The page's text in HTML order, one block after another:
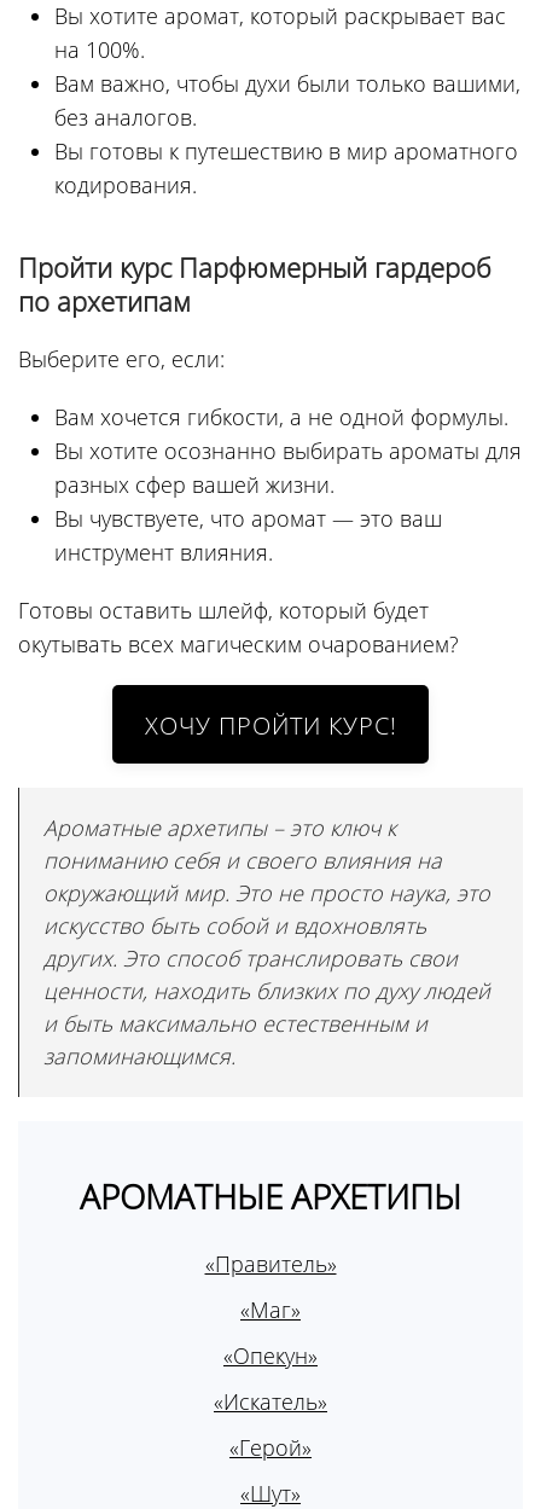
Вы хотите аромат, который раскрывает вас
на 100%.
Вам важно, чтобы духи были только вашими,
без аналогов.
Вы готовы к путешествию в мир ароматного
кодирования.
Пройти курс Парфюмерный гардероб
по архетипам
Выберите его, если:
Вам хочется гибкости, а не одной формулы.
Вы хотите осознанно выбирать ароматы для
разных сфер вашей жизни.
Вы чувствуете, что аромат — это ваш
инструмент влияния.
Готовы оставить шлейф, который будет
окутывать всех магическим очарованием?
Ароматные архетипы – это ключ к
пониманию себя и своего влияния на
окружающий мир. Это не просто наука, это
искусство быть собой и вдохновлять
других. Это способ транслировать свои
ценности, находить близких по духу людей
и быть максимально естественным и
запоминающимся.
АРОМАТНЫЕ АРХЕТИПЫ
«Правитель»
«Маг»
«Опекун»
«Искатель»
«Герой»
«Шут»